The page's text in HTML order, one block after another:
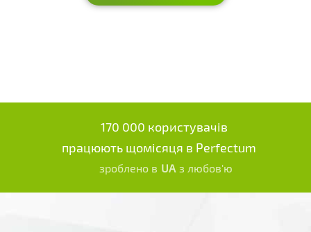
170 000 користувачів
працюють щомісяця в Perfectum
зроблено в UA з любов'ю